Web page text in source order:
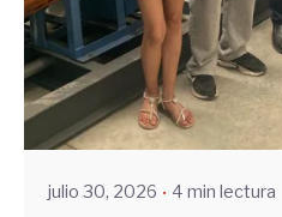
Enviado por
UHE
julio 30, 2026 4 min lectura